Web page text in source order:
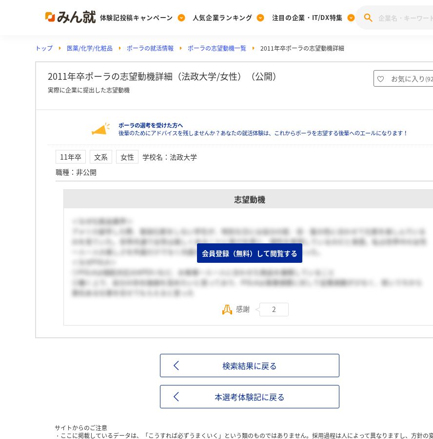
体験記投稿キャンペーン
Post
投稿する
[27卒] 本選考体験記投稿キャンペーン
人気企業ランキング
Ranking
ランキングを見る
みんなのDX企業就職ブランド調査
Vote
投票する
みん
注目の企業・IT/DX特集
PickUp
注目の企業特集
28
トップ 医薬/化学/化粧品 ポーラの就活情報 ポーラの志望動機一覧 2011年卒ポーラの志望動機詳細
2011年卒ポーラの志望動機詳細（法政大学/女性）（公開） お気に入り (
実際に企業に提出した志望動機
ポーラの選考を受けた方へ
後輩のためにアドバイスを残しませんか？あなたの就活体験は、これからポーラを志望する後輩へのエールになります！
11年卒 文系 女性 学校名 ： 法政大学
職種 ： 非公開
志望動機
＜なぜ化粧品業界＞
アメリカ留学した際、普段化粧をしない学生が、特別な日には自分の肌・目・髪の色に合わせて化粧を楽しんでいる
のを見ていた。世界共通で女性は美しくあることに喜びを感じ、個性を表現しているのだと実感。私は世界中の女性
一人一人の美しさを外面だけでなく内面からも引き出したいと思うようになった。
＜なぜPOLA＞
①POLAは個肌対応のAPEX-iなど、お客様一人一人に合わせた商品を展開していること
②働く上で、自分の存在価値を高めたいと思っており、POLAは事業規模に対して従業員数が少なく、若いうちから
責任ある仕事を任せてもらえると思った
会員登録（無料）して閲覧する
感謝 2
検索結果に戻る
本選考体験記に戻る
サイトからのご注意
ここに掲載しているデータは、「こうすれば必ずうまくいく」という類のものではありません。採用過程は人によって異なりますし、方針の